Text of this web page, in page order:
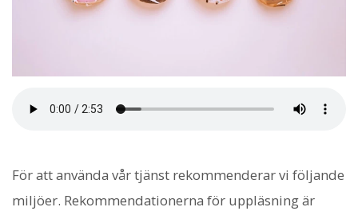
För att använda vår tjänst rekommenderar vi följande
miljöer. Rekommendationerna för uppläsning är